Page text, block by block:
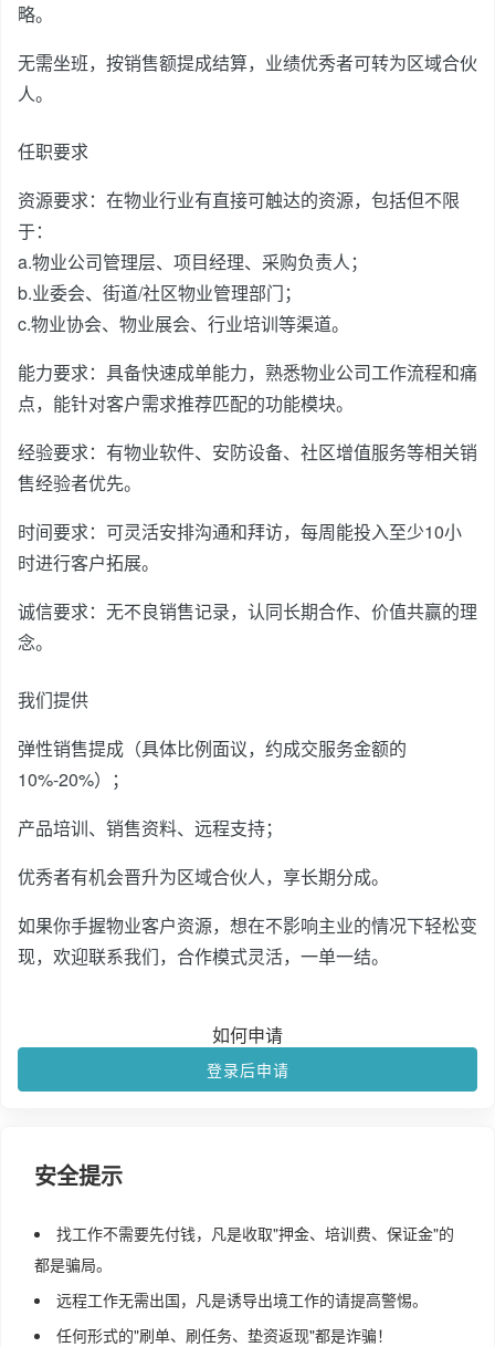
略。
无需坐班，按销售额提成结算，业绩优秀者可转为区域合伙
人。
任职要求
资源要求：在物业行业有直接可触达的资源，包括但不限
于：
a.物业公司管理层、项目经理、采购负责人；
b.业委会、街道/社区物业管理部门；
c.物业协会、物业展会、行业培训等渠道。
能力要求：具备快速成单能力，熟悉物业公司工作流程和痛
点，能针对客户需求推荐匹配的功能模块。
经验要求：有物业软件、安防设备、社区增值服务等相关销
售经验者优先。
时间要求：可灵活安排沟通和拜访，每周能投入至少10小
时进行客户拓展。
诚信要求：无不良销售记录，认同长期合作、价值共赢的理
念。
我们提供
弹性销售提成（具体比例面议，约成交服务金额的
10%-20%）；
产品培训、销售资料、远程支持；
优秀者有机会晋升为区域合伙人，享长期分成。
如果你手握物业客户资源，想在不影响主业的情况下轻松变
现，欢迎联系我们，合作模式灵活，一单一结。
如何申请
登录后申请
安全提示
找工作不需要先付钱，凡是收取"押金、培训费、保证金"的
都是骗局。
远程工作无需出国，凡是诱导出境工作的请提高警惕。
任何形式的"刷单、刷任务、垫资返现"都是诈骗！